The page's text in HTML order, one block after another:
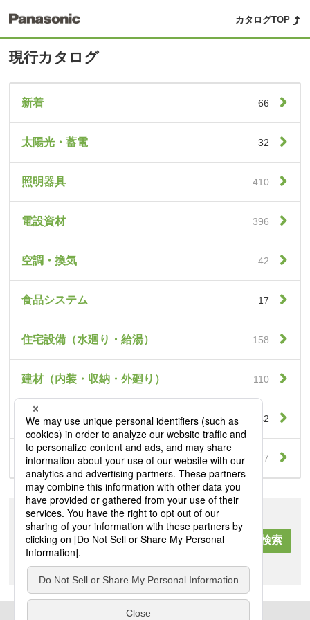
カタログTOP
現行カタログ
新着 66
太陽光・蓄電 32
照明器具 410
電設資材 396
空調・換気 42
食品システム 17
住宅設備（水廻り・給湯） 158
建材（内装・収納・外廻り） 110
リンク機能付きカタログ 42
新商品速報 7
キーワード検索
全て 現在のカテゴリから